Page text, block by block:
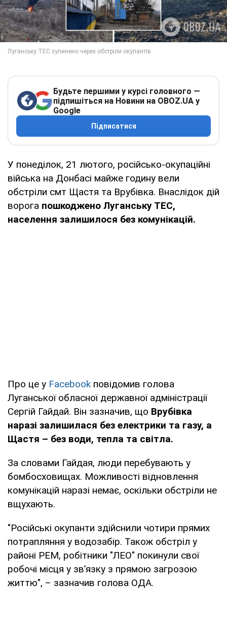
Будьте першими у курсі головного —
підпишіться на Новини на OBOZ.UA у
Google
Підписатися
У понеділок, 21 лютого, російсько-окупаційні
війська на Донбасі майже годину вели
обстріли смт Щастя та Врубівка. Внаслідок дій
ворога пошкоджено Луганську ТЕС,
населення залишилося без комунікацій.
Про це у Facebook повідомив голова
Луганської обласної державної адміністрації
Сергій Гайдай. Він зазначив, що Врубівка
наразі залишилася без електрики та газу, а
Щастя – без води, тепла та світла.
За словами Гайдая, люди перебувають у
бомбосховищах. Можливості відновлення
комунікацій наразі немає, оскільки обстріли не
вщухають.
"Російські окупанти здійснили чотири прямих
потрапляння у водозабір. Також обстріл у
районі РЕМ, робітники "ЛЕО" покинули свої
робочі місця у зв’язку з прямою загрозою
життю", – зазначив голова ОДА.